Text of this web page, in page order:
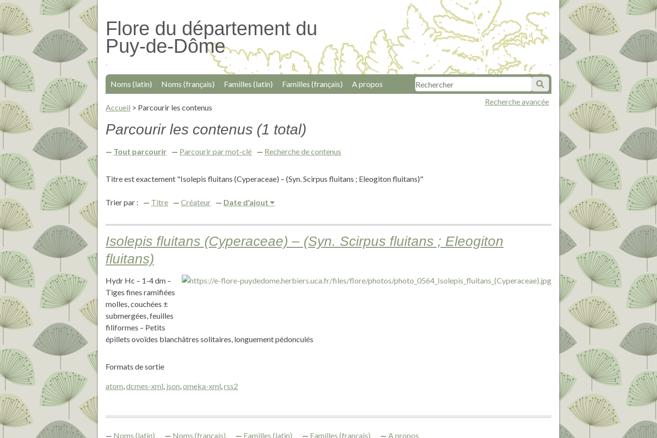
Passer
au
contenu
Flore du département du
Puy-de-Dôme
Recherche avancée
Noms (latin) Noms (français) Familles (latin) Familles (français) A propos
Accueil > Parcourir les contenus
Parcourir les contenus (1 total)
Tout parcourir Parcourir par mot-clé Recherche de contenus
Titre est exactement "Isolepis fluitans (Cyperaceae) – (Syn. Scirpus fluitans ; Eleogiton fluitans)"
Trier par : Titre Créateur Date d'ajout
Isolepis fluitans (Cyperaceae) – (Syn. Scirpus fluitans ; Eleogiton
fluitans)
Hydr Hc – 1-4 dm –
Tiges fines ramifiées
molles, couchées ±
submergées, feuilles
filiformes – Petits
épillets ovoïdes blanchâtres solitaires, longuement pédonculés
Formats de sortie
atom,dcmes-xml, json,omeka-xml,rss2
Noms (latin) Noms (français) Familles (latin) Familles (français) A propos